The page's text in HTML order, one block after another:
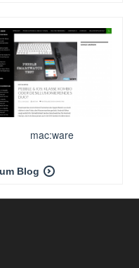
mac:ware
Blog